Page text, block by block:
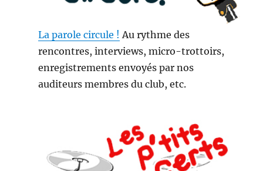
La parole circule ! Au rythme des
rencontres, interviews, micro-trottoirs,
enregistrements envoyés par nos
auditeurs membres du club, etc.